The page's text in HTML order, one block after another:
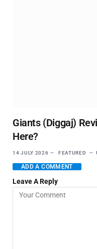
Giants (Diggaj)
Here?
14 JULY 2026 FEATURED
ADD A COMMENT
Leave A Reply